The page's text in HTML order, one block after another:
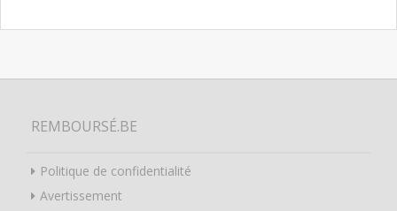
REMBOURSÉ.BE
Politique de confidentialité
Avertissement